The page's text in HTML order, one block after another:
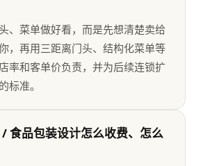
、菜单做好看，而是先想清楚卖给
，再用三距离门头、结构化菜单等
率和客单价负责，并为后续连锁扩
标准。
食品包装设计怎么收费、怎么